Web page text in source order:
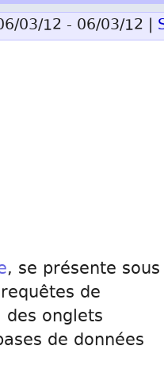
03/12 - 06/03/12 |
, se présente sous
de
onglets
de données